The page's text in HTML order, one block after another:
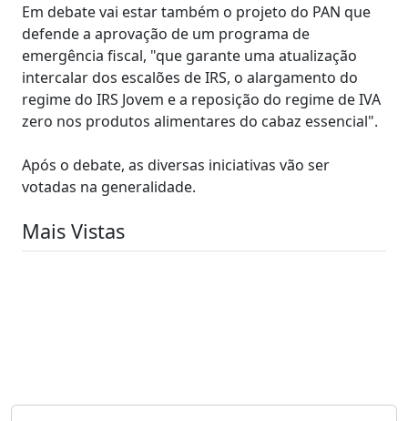
Em debate vai estar também o projeto do PAN que
defende a aprovação de um programa de
emergência fiscal, "que garante uma atualização
intercalar dos escalões de IRS, o alargamento do
regime do IRS Jovem e a reposição do regime de IVA
zero nos produtos alimentares do cabaz essencial".
Após o debate, as diversas iniciativas vão ser
votadas na generalidade.
Mais Vistas